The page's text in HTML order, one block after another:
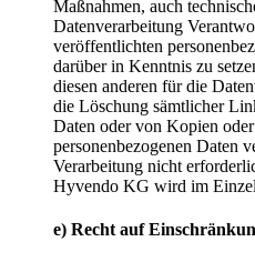
Maßnahmen, auch
Datenverarbeitung
veröffentlichten
darüber in Kenntnis zu
diesen anderen für die
die Löschung sämtlicher
Daten oder von Kopien
personenbezogenen Daten
Verarbeitung nicht
Hyvendo KG wird im
e) Recht auf